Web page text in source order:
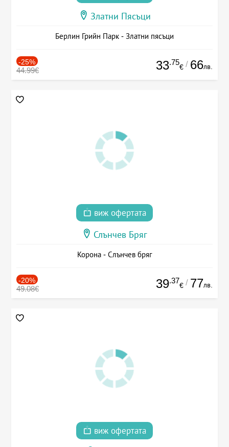
Златни Пясъци
Берлин Грийн Парк - Златни пясъци
-25%
44.99€ 33.75
€ / 66лв.
виж офертата
Слънчев Бряг
Корона - Слънчев бряг
-20%
49.08€ 39.37
€ / 77лв.
виж офертата